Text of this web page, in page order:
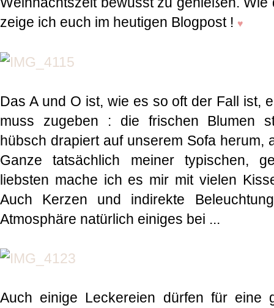
zeige ich euch im heutigen Blogpost ! ♥
Das A und O ist, wie es so oft der Fall ist,
muss zugeben : die frischen Blumen
hübsch drapiert auf unserem Sofa herum,
Ganze tatsächlich meiner typischen,
liebsten mache ich es mir mit vielen
Auch Kerzen und indirekte
Atmosphäre natürlich einiges bei ...
Auch einige Leckereien dürfen für eine